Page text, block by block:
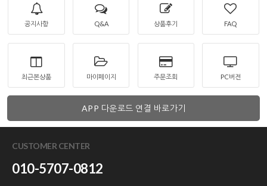
공지사항 Q&A 상품후기 FAQ
최근본상품 마이페이지 주문조회 PC버전
APP 다운로드 연결 바로가기
CUSTOMER CENTER
010-5707-0812